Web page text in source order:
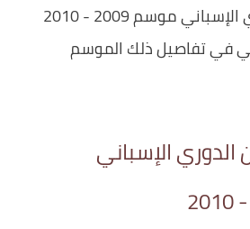
لعبة اختبار عن الدوري الإسباني موسم 2009 - 2010
في تفاصيل ذلك الموسم
الدوري الإسباني